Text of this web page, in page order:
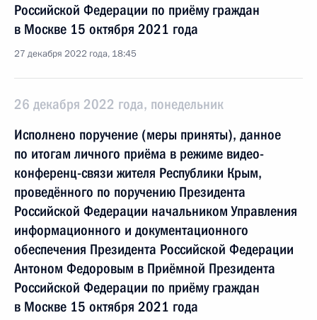
Российской Федерации по приёму граждан
в Москве 15 октября 2021 года
27 декабря 2022 года, 18:45
26 декабря 2022 года, понедельник
Исполнено поручение (меры приняты), данное
по итогам личного приёма в режиме видео-
конференц-связи жителя Республики Крым,
проведённого по поручению Президента
Российской Федерации начальником Управления
информационного и документационного
обеспечения Президента Российской Федерации
Антоном Федоровым в Приёмной Президента
Российской Федерации по приёму граждан
в Москве 15 октября 2021 года